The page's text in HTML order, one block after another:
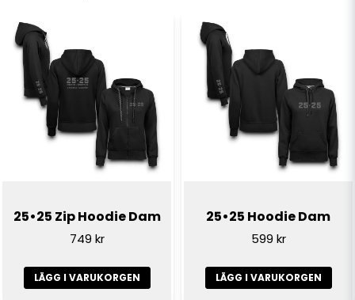
name
Namn
email
E-postadress
Ja, ni får publicera min fråga
25•25 Zip Hoodie Dam
749 kr
LÄGG I VARUKORGEN
25•25 Hoodie Dam
599 kr
LÄGG I VARUKORGEN